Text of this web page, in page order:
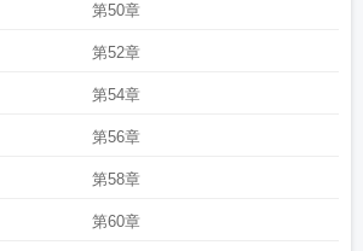
第50章
第52章
第54章
第56章
第58章
第60章